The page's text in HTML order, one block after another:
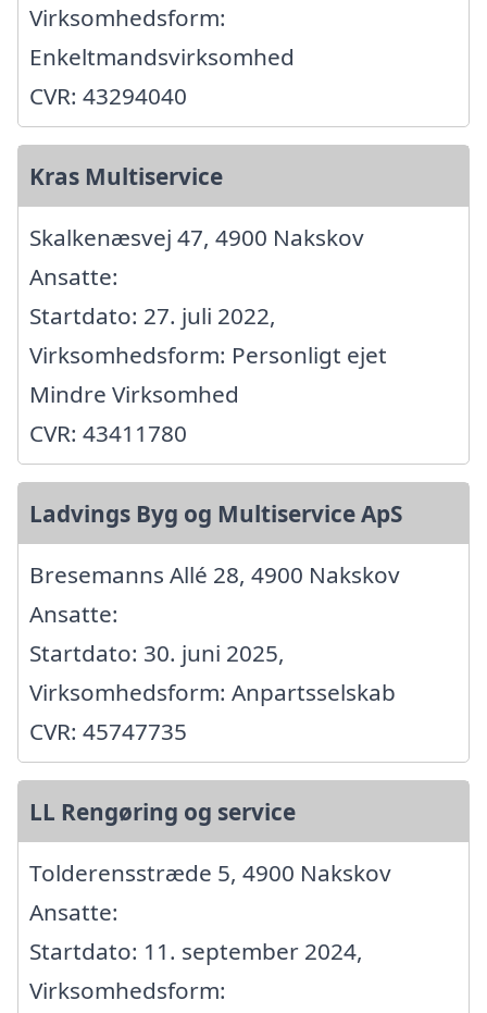
Virksomhedsform:
Enkeltmandsvirksomhed
CVR: 43294040
Kras Multiservice
Skalkenæsvej 47, 4900 Nakskov
Ansatte:
Startdato: 27. juli 2022,
Virksomhedsform: Personligt ejet
Mindre Virksomhed
CVR: 43411780
Ladvings Byg og Multiservice ApS
Bresemanns Allé 28, 4900 Nakskov
Ansatte:
Startdato: 30. juni 2025,
Virksomhedsform: Anpartsselskab
CVR: 45747735
LL Rengøring og service
Tolderensstræde 5, 4900 Nakskov
Ansatte:
Startdato: 11. september 2024,
Virksomhedsform: